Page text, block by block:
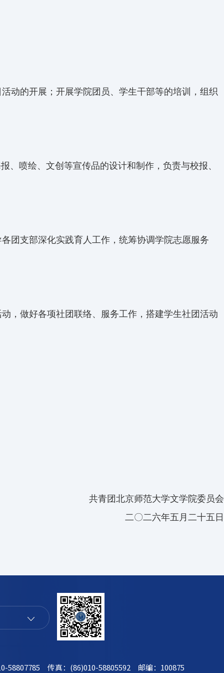
动的开展；开展学院团员、学生干部等的培训，组织
、喷绘、文创等宣传品的设计和制作，负责与校报、
团支部深化实践育人工作，统筹协调学院志愿服务
，做好各项社团联络、服务工作，搭建学生社团活动
共青团北京师范大学文学院委员会
二〇二六年五月二十五日
58807785 传真：(86)010-58805592 邮编：100875